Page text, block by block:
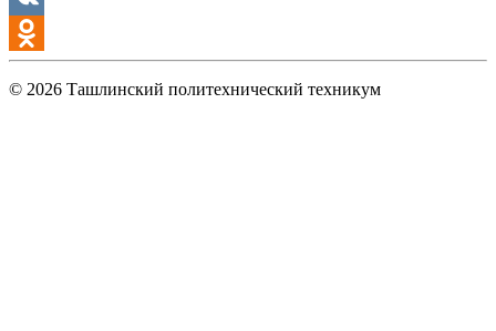
VK
Odnoklassniki
© 2026 Ташлинский политехнический техникум